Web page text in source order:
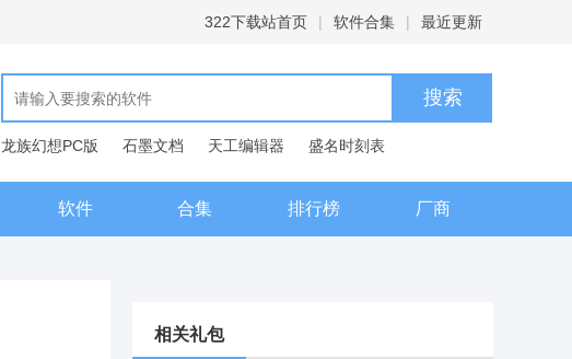
322下载站首页 | 软件合集 | 最近更新
龙族幻想PC版 石墨文档 天工编辑器
盛名时刻表
现代汉语词典
软件 合集 排行榜 厂商
相关礼包